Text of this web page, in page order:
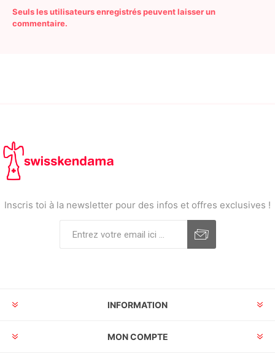
Seuls les utilisateurs enregistrés peuvent laisser un
commentaire.
Inscris toi à la newsletter pour des infos et offres exclusives !
INFORMATION
MON COMPTE